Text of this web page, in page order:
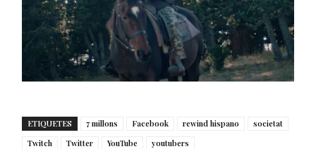
ETIQUETES 7 millons Facebook rewind hispano
societat
Twitch
Twitter YouTube youtubers